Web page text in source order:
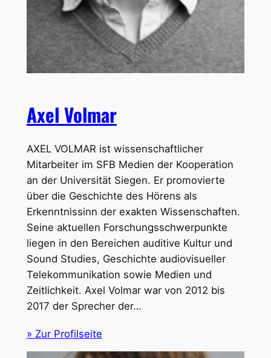
Axel Volmar
AXEL VOLMAR ist wissenschaftlicher
Mitarbeiter im SFB Medien der Kooperation
an der Universität Siegen. Er promovierte
über die Geschichte des Hörens als
Erkenntnissinn der exakten Wissenschaften.
Seine aktuellen Forschungsschwerpunkte
liegen in den Bereichen auditive Kultur und
Sound Studies, Geschichte audiovisueller
Telekommunikation sowie Medien und
Zeitlichkeit. Axel Volmar war von 2012 bis
2017 der Sprecher der…
» Zur Profilseite